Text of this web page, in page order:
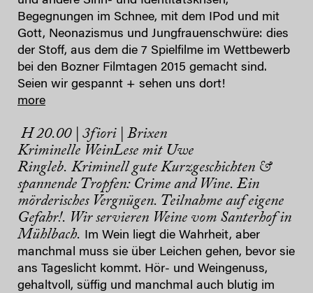
Begegnungen im Schnee, mit dem IPod und mit
Gott, Neonazismus und Jungfrauenschwüre: dies
der Stoff, aus dem die 7 Spielfilme im Wettbewerb
bei den Bozner Filmtagen 2015 gemacht sind.
Seien wir gespannt + sehen uns dort!
more
H 20.00 | 3fiori | Brixen
Kriminelle WeinLese mit Uwe
Ringleb. Kriminell gute Kurzgeschichten &
spannende Tropfen: Crime and Wine. Ein
mörderisches Vergnügen. Teilnahme auf eigene
Gefahr!. Wir servieren Weine vom Santerhof in
Mühlbach. Im Wein liegt die Wahrheit, aber
manchmal muss sie über Leichen gehen, bevor sie
ans Tageslicht kommt. Hör- und Weingenuss,
gehaltvoll, süffig und manchmal auch blutig im